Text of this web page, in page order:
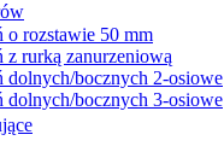
o rozstawie 50 mm
z rurką zanurzeniową
dolnych/bocznych 2-osiowe
dolnych/bocznych 3-osiowe